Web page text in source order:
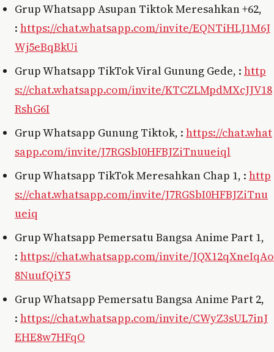
Grup Whatsapp Asupan Tiktok Meresahkan +62,
: https://chat.whatsapp.com/invite/EQNTiHLJ1M6J
Wj5eBqBkUi
Grup Whatsapp TikTok Viral Gunung Gede, : http
s://chat.whatsapp.com/invite/KTCZLMpdMXcJJV18
RshG6I
Grup Whatsapp Gunung Tiktok, : https://chat.what
sapp.com/invite/J7RGSbI0HFBJZiTnuueiql
Grup Whatsapp TikTok Meresahkan Chap 1, : http
s://chat.whatsapp.com/invite/J7RGSbI0HFBJZiTnu
ueiq
Grup Whatsapp Pemersatu Bangsa Anime Part 1,
: https://chat.whatsapp.com/invite/JQX12qXneIqAo
8NuufQiY5
Grup Whatsapp Pemersatu Bangsa Anime Part 2,
: https://chat.whatsapp.com/invite/CWyZ3sUL7inJ
EHE8w7HFqO